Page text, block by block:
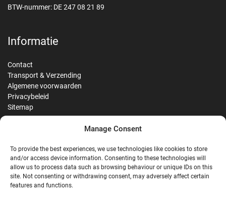
Manage Consent
To provide the best experiences, we use technologies like cookies to store
and/or access device information. Consenting to these technologies will
allow us to process data such as browsing behaviour or unique IDs on this
site. Not consenting or withdrawing consent, may adversely affect certain
features and functions.
BTW-nummer: DE 247 08 21 89
Informatie
Contact
Transport & Verzending
Algemene voorwaarden
Privacybeleid
Sitemap
G Google Reviews